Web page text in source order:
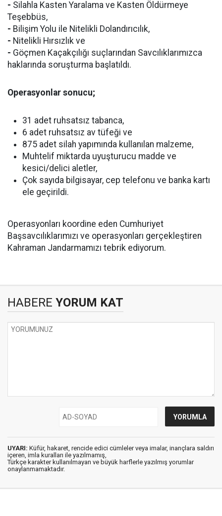
- Silahla Kasten Yaralama ve Kasten Öldürmeye
Teşebbüs,
- Bilişim Yolu ile Nitelikli Dolandırıcılık,
- Nitelikli Hırsızlık ve
- Göçmen Kaçakçılığı suçlarından Savcılıklarımızca
haklarında soruşturma başlatıldı.
Operasyonlar sonucu;
31 adet ruhsatsız tabanca,
6 adet ruhsatsız av tüfeği ve
875 adet silah yapımında kullanılan malzeme,
Muhtelif miktarda uyuşturucu madde ve
kesici/delici aletler,
Çok sayıda bilgisayar, cep telefonu ve banka kartı
ele geçirildi.
Operasyonları koordine eden Cumhuriyet
Başsavcılıklarımızı ve operasyonları gerçekleştiren
Kahraman Jandarmamızı tebrik ediyorum.
HABERE YORUM KAT
UYARI: Küfür, hakaret, rencide edici cümleler veya imalar, inançlara saldırı
içeren, imla kuralları ile yazılmamış,
Türkçe karakter kullanılmayan ve büyük harflerle yazılmış yorumlar
onaylanmamaktadır.